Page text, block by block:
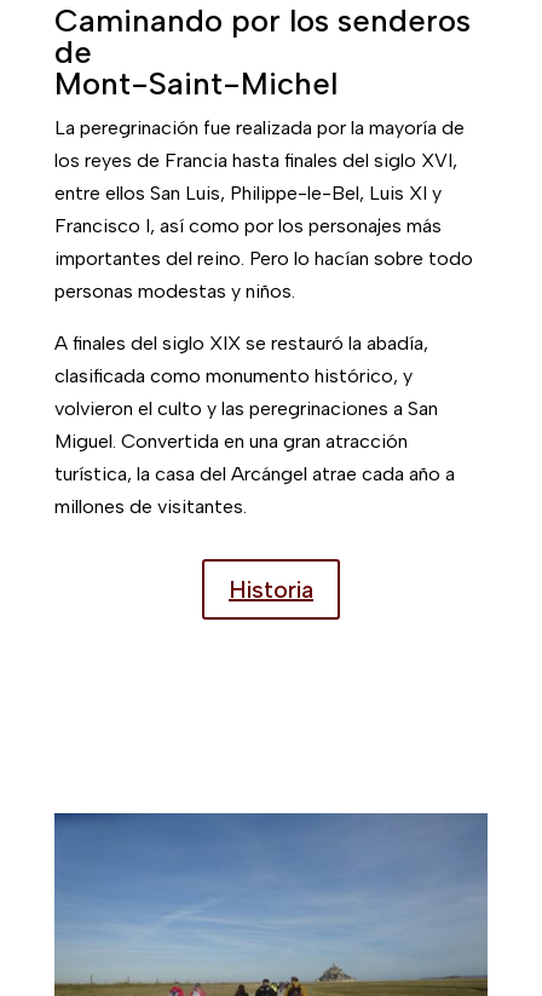
Caminando por los senderos
de
Mont-Saint-Michel
La peregrinación fue realizada por la mayoría de
los reyes de Francia hasta finales del siglo XVI,
entre ellos San Luis, Philippe-le-Bel, Luis XI y
Francisco I, así como por los personajes más
importantes del reino. Pero lo hacían sobre todo
personas modestas y niños.
A finales del siglo XIX se restauró la abadía,
clasificada como monumento histórico, y
volvieron el culto y las peregrinaciones a San
Miguel. Convertida en una gran atracción
turística, la casa del Arcángel atrae cada año a
millones de visitantes.
Historia